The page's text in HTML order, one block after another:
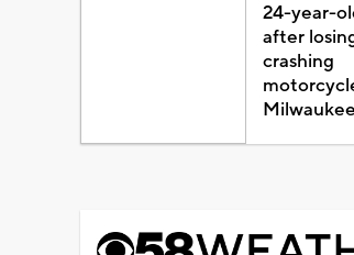
24-year-
after
crashing
Milwaukee